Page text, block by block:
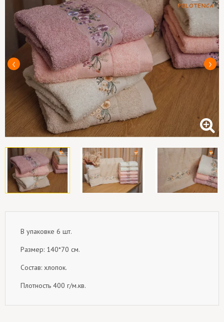
В упаковке 6 шт.
Размер: 140*70 см.
Состав: хлопок.
Плотность 400 г/м.кв.